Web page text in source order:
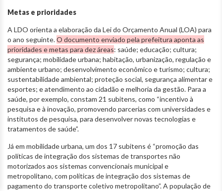
Metas e prioridades
A LDO orienta a elaboração da Lei do Orçamento Anual (LOA) para
o ano seguinte.O documento enviado pela prefeitura aponta as
prioridades e metas para dez áreas: saúde; educação; cultura;
segurança; mobilidade urbana; habitação, urbanização, regulação e
ambiente urbano; desenvolvimento econômico e turismo; cultura;
sustentabilidade ambiental; proteção social, segurança alimentar e
esportes; e atendimento ao cidadão e melhoria da gestão. Para a
saúde, por exemplo, constam 21 subitens, como “incentivo à
pesquisa e à inovação, promovendo parcerias com universidades e
institutos de pesquisa, para desenvolver novas tecnologias e
tratamentos de saúde”.
Já em mobilidade urbana, um dos 17 subitens é “promoção das
políticas de integração dos sistemas de transportes não
motorizados aos sistemas convencionais municipal e
metropolitano, com políticas de integração dos sistemas de
pagamento do transporte coletivo metropolitano”. A população de